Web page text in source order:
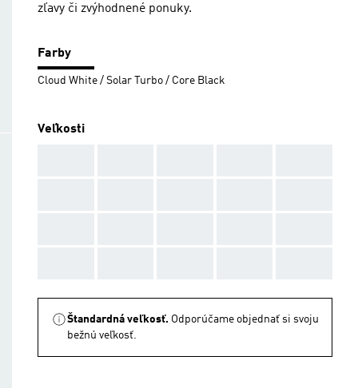
zľavy či zvýhodnené ponuky.
Farby
Cloud White / Solar Turbo / Core Black
Veľkosti
Štandardná veľkosť. Odporúčame objednať si svoju
bežnú veľkosť.